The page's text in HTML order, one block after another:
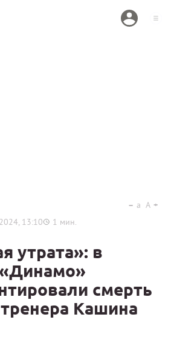
13:10 1 мин.
a A
утрата»: в
смерть
Кашина